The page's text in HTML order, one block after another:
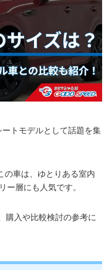
トモデルとして話題を集
の車は、ゆとりある室内
ー層にも人気です。
購入や比較検討の参考に